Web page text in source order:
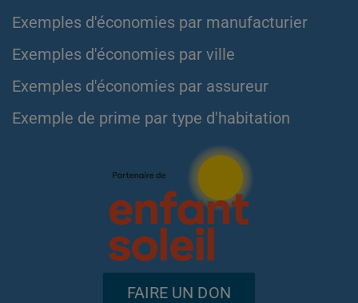
Exemples d'économies par manufacturier
Exemples d'économies par ville
Exemples d'économies par assureur
Exemple de prime par type d'habitation
FAIRE UN DON